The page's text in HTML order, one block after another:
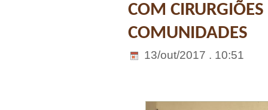
COM
COMUNIDADES
13/out/2017 . 10:51